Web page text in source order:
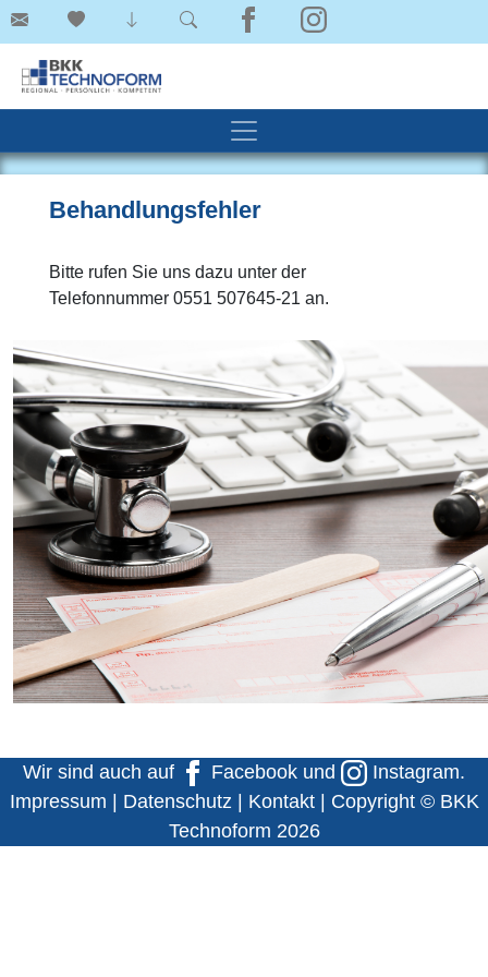
Behandlungsfehler
Bitte rufen Sie uns dazu unter der
Telefonnummer 0551 507645-21 an.
Wir sind auch auf Facebook und Instagram.
Impressum
Datenschutz| Kontakt| Copyright © BKK
Technoform 2026